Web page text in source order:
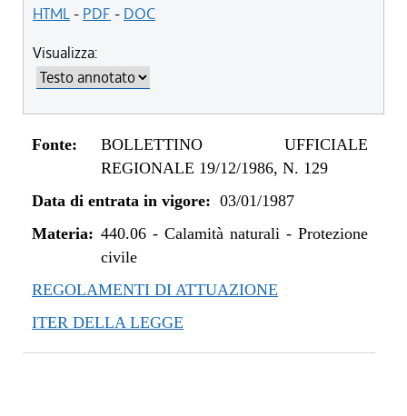
HTML- PDF - DOC
Visualizza:
Fonte:
BOLLETTINO UFFICIALE
REGIONALE 19/12/1986, N. 129
Data di entrata in vigore: 03/01/1987
Materia: 440.06- Calamità naturali - Protezione
civile
REGOLAMENTI DI ATTUAZIONE
ITER DELLA LEGGE